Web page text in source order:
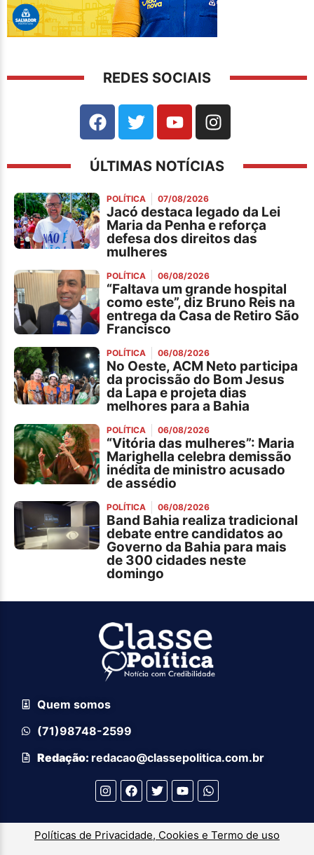
REDES SOCIAIS
ÚLTIMAS NOTÍCIAS
POLÍTICA 07/08/2026
Jacó destaca legado da Lei
Maria da Penha e reforça
defesa dos direitos das
mulheres
POLÍTICA 06/08/2026
“Faltava um grande hospital
como este”, diz Bruno Reis na
entrega da Casa de Retiro São
Francisco
POLÍTICA 06/08/2026
No Oeste, ACM Neto participa
da procissão do Bom Jesus
da Lapa e projeta dias
melhores para a Bahia
POLÍTICA 06/08/2026
“Vitória das mulheres”: Maria
Marighella celebra demissão
inédita de ministro acusado
de assédio
POLÍTICA 06/08/2026
Band Bahia realiza tradicional
debate entre candidatos ao
Governo da Bahia para mais
de 300 cidades neste
domingo
Quem somos
(71)98748-2599
Redação: redacao@classepolitica.com.br
Políticas de Privacidade, Cookies e Termo de uso